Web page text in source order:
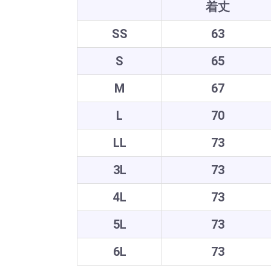
着丈
SS
63
S
65
M
67
L
70
LL
73
3L
73
4L
73
5L
73
6L
73